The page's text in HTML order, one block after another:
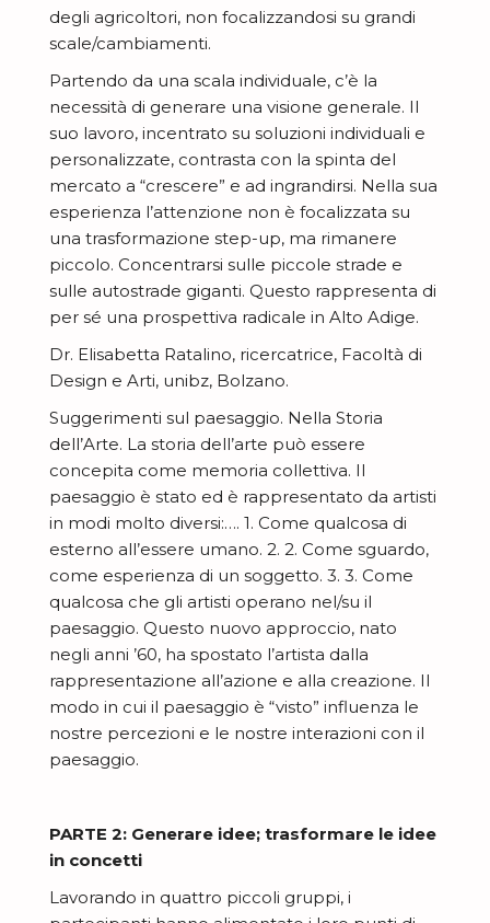
degli agricoltori, non focalizzandosi su grandi
scale/cambiamenti.
Partendo da una scala individuale, c’è la
necessità di generare una visione generale. Il
suo lavoro, incentrato su soluzioni individuali e
personalizzate, contrasta con la spinta del
mercato a “crescere” e ad ingrandirsi. Nella sua
esperienza l’attenzione non è focalizzata su
una trasformazione step-up, ma rimanere
piccolo. Concentrarsi sulle piccole strade e
sulle autostrade giganti. Questo rappresenta di
per sé una prospettiva radicale in Alto Adige.
Dr. Elisabetta Ratalino, ricercatrice, Facoltà di
Design e Arti, unibz, Bolzano.
Suggerimenti sul paesaggio. Nella Storia
dell’Arte. La storia dell’arte può essere
concepita come memoria collettiva. Il
paesaggio è stato ed è rappresentato da artisti
in modi molto diversi:…. 1. Come qualcosa di
esterno all’essere umano. 2. 2. Come sguardo,
come esperienza di un soggetto. 3. 3. Come
qualcosa che gli artisti operano nel/su il
paesaggio. Questo nuovo approccio, nato
negli anni ’60, ha spostato l’artista dalla
rappresentazione all’azione e alla creazione. Il
modo in cui il paesaggio è “visto” influenza le
nostre percezioni e le nostre interazioni con il
paesaggio.
PARTE 2: Generare idee; trasformare le idee
in concetti
Lavorando in quattro piccoli gruppi, i